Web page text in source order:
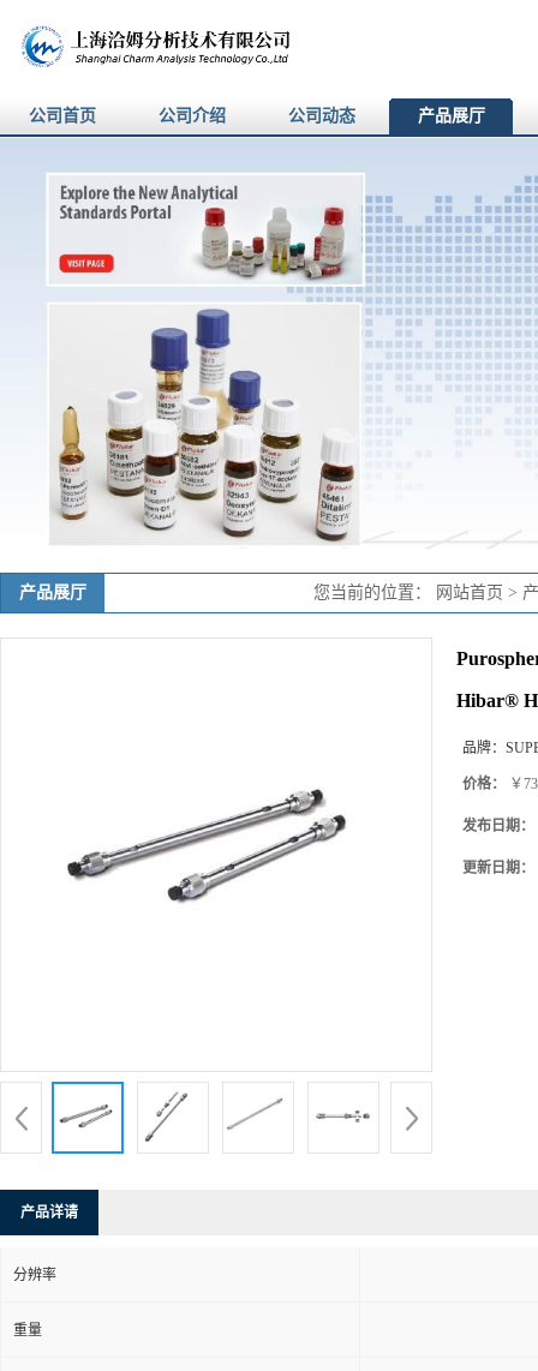
公司首页 公司介绍 公司动态 产品展厅
产品展厅 您当前的位置： 网站首页 >
Hibar®
品牌：
价格： ￥
发布日期：
更新日期：
产品详请
分辨率
重量